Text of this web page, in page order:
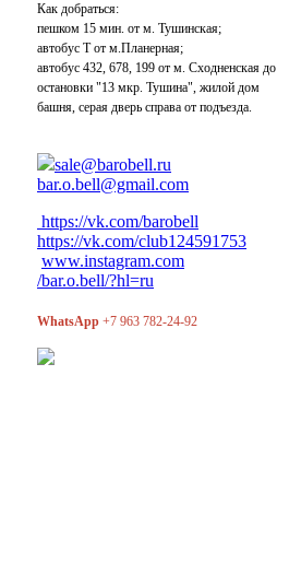
Как добраться:
пешком 15 мин. от м. Тушинская;
автобус Т от м.Планерная;
автобус 432, 678, 199 от м. Сходненская до
остановки "13 мкр. Тушина", жилой дом
башня, серая дверь справа от подъезда.
sale@barobell.ru
bar.o.bell@gmail.com
https://vk.com/barobell
https://vk.com/club124591753
www.instagram.com
/bar.o.bell/?hl=ru
WhatsApp +7 963 782-24-92